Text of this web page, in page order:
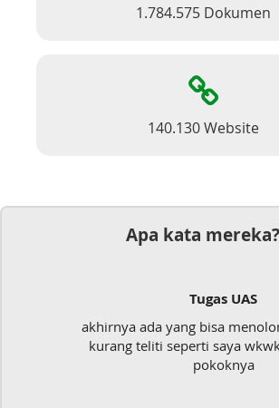
1.784.575 Dokumen
140.130 Website
Apa kata mereka?
Tugas UAS
akhirnya ada yang bisa
kurang teliti seperti saya
pokoknya